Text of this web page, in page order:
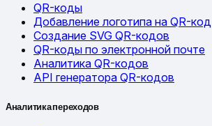
QR-коды
Добавление логотипа на QR-код
Создание SVG QR-кодов
QR-коды по электронной почте
Аналитика QR-кодов
API генератора QR-кодов
Аналитика переходов